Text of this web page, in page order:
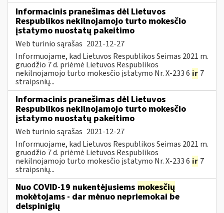
Informacinis pranešimas dėl Lietuvos
Respublikos nekilnojamojo turto mokesčio
įstatymo nuostatų pakeitimo
Web turinio sąrašas 2021-12-27
Informuojame, kad Lietuvos Respublikos Seimas 2021 m.
gruodžio 7 d. priėmė Lietuvos Respublikos
nekilnojamojo turto mokesčio įstatymo Nr. X-233 6 ir 7
straipsnių...
Informacinis pranešimas dėl Lietuvos
Respublikos nekilnojamojo turto mokesčio
įstatymo nuostatų pakeitimo
Web turinio sąrašas 2021-12-27
Informuojame, kad Lietuvos Respublikos Seimas 2021 m.
gruodžio 7 d. priėmė Lietuvos Respublikos
nekilnojamojo turto mokesčio įstatymo Nr. X-233 6 ir 7
straipsnių...
Nuo COVID-19 nukentėjusiems mokesčių
mokėtojams - dar mėnuo nepriemokai be
delspinigių